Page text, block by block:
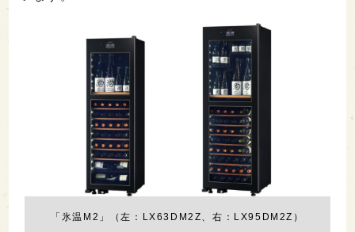
「氷温M2」（左：LX63DM2Z、右：LX95DM2Z）